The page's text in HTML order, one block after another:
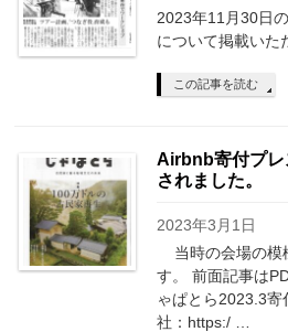
2023年11月30日
について掲載いた
この記事を読む
Airbnb寄付プレ
されました。
2023年3月1日
当時の会場の模
す。 前面記事は
ゃぱとら2023.3
社：https:/ …